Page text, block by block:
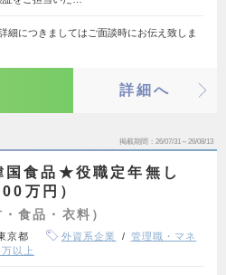
細につきましてはご面談時にお伝え致しま
詳細へ
掲載期間 26/07/31～26/08/13
国食品★役職定年無し
万円）
食品・衣料）
京都 外資系企業
管理職・マネ
以上